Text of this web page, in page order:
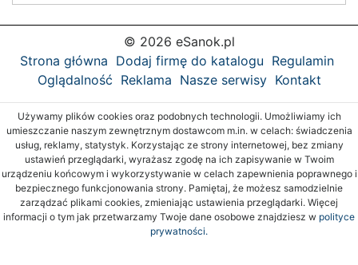
© 2026 eSanok.pl
Strona główna Dodaj firmę do katalogu Regulamin
Oglądalność Reklama Nasze serwisy Kontakt
Używamy plików cookies oraz podobnych technologii. Umożliwiamy ich
umieszczanie naszym zewnętrznym dostawcom m.in. w celach: świadczenia
usług, reklamy, statystyk. Korzystając ze strony internetowej, bez zmiany
ustawień przeglądarki, wyrażasz zgodę na ich zapisywanie w Twoim
urządzeniu końcowym i wykorzystywanie w celach zapewnienia poprawnego i
bezpiecznego funkcjonowania strony. Pamiętaj, że możesz samodzielnie
zarządzać plikami cookies, zmieniając ustawienia przeglądarki. Więcej
informacji o tym jak przetwarzamy Twoje dane osobowe znajdziesz w polityce
prywatności.